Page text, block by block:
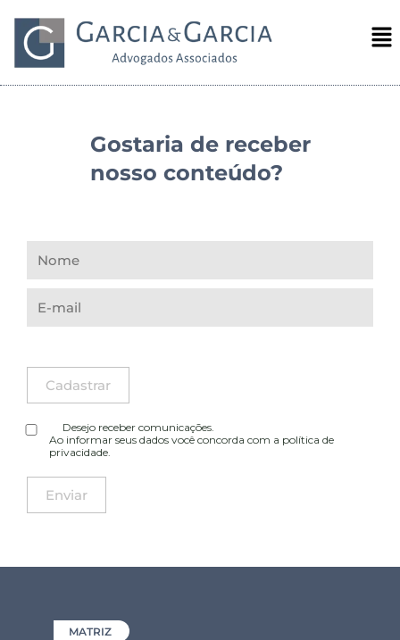
Gostaria de receber
nosso conteúdo?
Desejo receber comunicações.
Ao informar seus dados você concorda com a política de
privacidade.
MATRIZ